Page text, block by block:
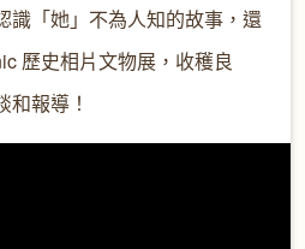
識「她」不為人知的故事，還
歷史相片文物展，收穫良
報導！